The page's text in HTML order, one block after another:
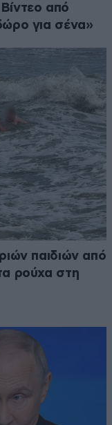
από
για σένα»
παιδιών από
ρούχα στη